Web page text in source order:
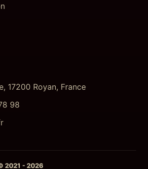
17200 Royan, France
98
2021 - 2026